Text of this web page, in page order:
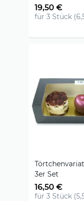
19,50 €
für 3 Stück
3er Set
16,50 €
für 3 Stück